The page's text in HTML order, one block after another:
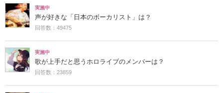
実施中
声が好きな「日本のボーカリスト」は？
回答数：49475
実施中
歌が上手だと思うホロライブのメンバーは？
回答数：23859